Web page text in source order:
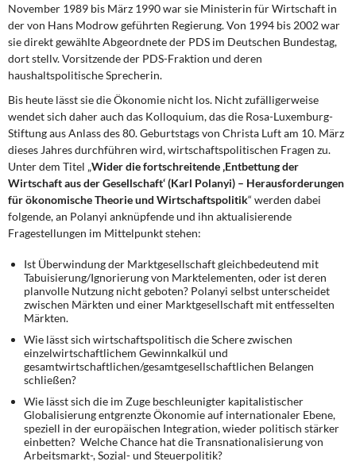
Rosa-Luxemburg-Stiftung
Über mich
Kontakt
November 1989 bis März 1990 war sie Ministerin für Wirtschaft in
der von Hans Modrow geführten Regierung. Von 1994 bis 2002 war
sie direkt gewählte Abgeordnete der PDS im Deutschen Bundestag,
dort stellv. Vorsitzende der PDS-Fraktion und deren
haushaltspolitische Sprecherin.
Bis heute lässt sie die Ökonomie nicht los. Nicht zufälligerweise
wendet sich daher auch das Kolloquium, das die Rosa-Luxemburg-
Stiftung aus Anlass des 80. Geburtstags von Christa Luft am 10. März
dieses Jahres durchführen wird, wirtschaftspolitischen Fragen zu.
Unter dem Titel „Wider die fortschreitende ‚Entbettung der
Wirtschaft aus der Gesellschaft‘ (Karl Polanyi) – Herausforderungen
für ökonomische Theorie und Wirtschaftspolitik“ werden dabei
folgende, an Polanyi anknüpfende und ihn aktualisierende
Fragestellungen im Mittelpunkt stehen:
Ist Überwindung der Marktgesellschaft gleichbedeutend mit
Tabuisierung/Ignorierung von Marktelementen, oder ist deren
planvolle Nutzung nicht geboten? Polanyi selbst unterscheidet
zwischen Märkten und einer Marktgesellschaft mit entfesselten
Märkten.
Wie lässt sich wirtschaftspolitisch die Schere zwischen
einzelwirtschaftlichem Gewinnkalkül und
gesamtwirtschaftlichen/gesamtgesellschaftlichen Belangen
schließen?
Wie lässt sich die im Zuge beschleunigter kapitalistischer
Globalisierung entgrenzte Ökonomie auf internationaler Ebene,
speziell in der europäischen Integration, wieder politisch stärker
einbetten? Welche Chance hat die Transnationalisierung von
Arbeitsmarkt-, Sozial- und Steuerpolitik?